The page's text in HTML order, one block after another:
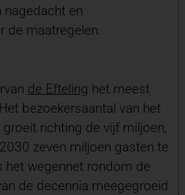
nagedacht en
de maatregelen.
de Efteling het meest
bezoekersaantal van het
richting de vijf miljoen,
zeven miljoen gasten te
het wegennet rondom de
de decennia meegegroeid